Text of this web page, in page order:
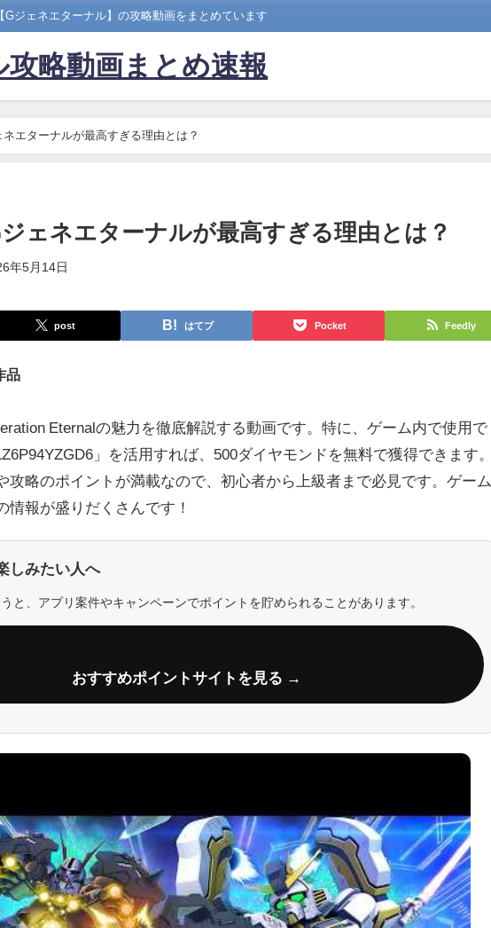
ジェネエターナル】の攻略動画をまとめています
略動画まとめ速報
エターナルが最高すぎる理由とは？
ェネエターナルが最高すぎる理由とは？
年5月14日
post はてブ Pocket Feedly
品
Eternalの魅力を徹底解説する動画です。特に、ゲーム内で使用で
」を活用すれば、500ダイヤモンドを無料で獲得できます。
攻略のポイントが満載なので、初心者から上級者まで必見です。ゲーム
情報が盛りだくさんです！
しみたい人へ
と、アプリ案件やキャンペーンでポイントを貯められることがあります。
おすすめポイントサイトを見る →